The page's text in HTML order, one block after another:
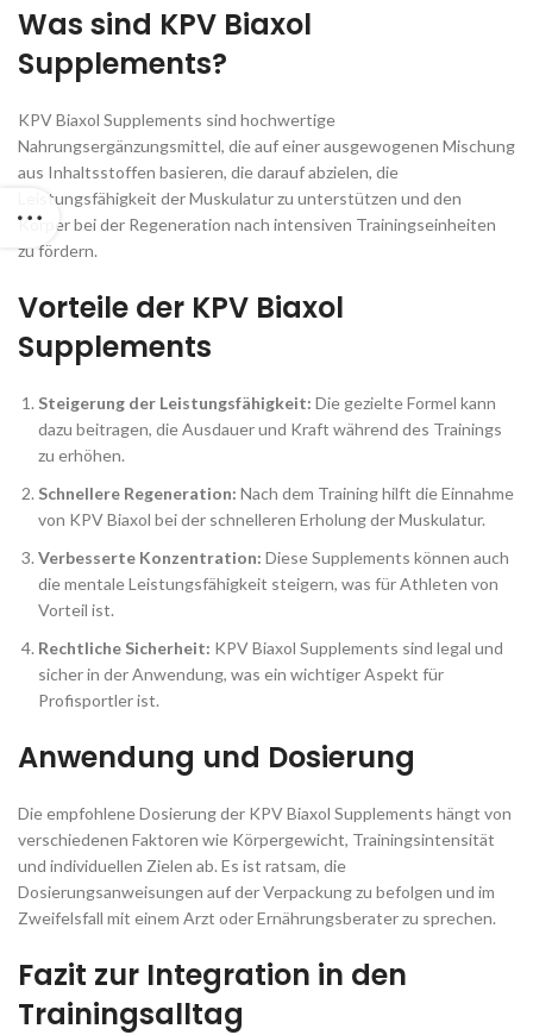
Was sind KPV Biaxol
Supplements?
KPV Biaxol Supplements sind hochwertige
Nahrungsergänzungsmittel, die auf einer ausgewogenen Mischung
aus Inhaltsstoffen basieren, die darauf abzielen, die
Leistungsfähigkeit der Muskulatur zu unterstützen und den
Körper bei der Regeneration nach intensiven Trainingseinheiten
zu fördern.
Vorteile der KPV Biaxol
Supplements
Steigerung der Leistungsfähigkeit: Die gezielte Formel kann
dazu beitragen, die Ausdauer und Kraft während des Trainings
zu erhöhen.
Schnellere Regeneration: Nach dem Training hilft die Einnahme
von KPV Biaxol bei der schnelleren Erholung der Muskulatur.
Verbesserte Konzentration: Diese Supplements können auch
die mentale Leistungsfähigkeit steigern, was für Athleten von
Vorteil ist.
Rechtliche Sicherheit: KPV Biaxol Supplements sind legal und
sicher in der Anwendung, was ein wichtiger Aspekt für
Profisportler ist.
Anwendung und Dosierung
Die empfohlene Dosierung der KPV Biaxol Supplements hängt von
verschiedenen Faktoren wie Körpergewicht, Trainingsintensität
und individuellen Zielen ab. Es ist ratsam, die
Dosierungsanweisungen auf der Verpackung zu befolgen und im
Zweifelsfall mit einem Arzt oder Ernährungsberater zu sprechen.
Fazit zur Integration in den
Trainingsalltag